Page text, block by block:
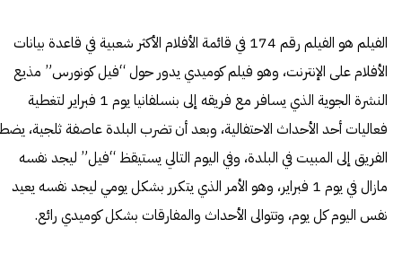
الفيلم هو الفيلم رقم 174 في قائمة الأفلام الأكثر شعبية في قاعدة بيانات
الأفلام على الإنترنت، وهو فيلم كوميدي يدور حول “فيل كونورس” مذيع
النشرة الجوية الذي يسافر مع فريقه إلى بنسلفانيا يوم 1 فبراير لتغطية
فعاليات أحد الأحداث الاحتفالية، وبعد أن تضرب البلدة عاصفة ثلجية،
الفريق إلى المبيت في البلدة، وفي اليوم التالي يستيقظ “فيل” ليجد نفسه
مازال في يوم 1 فبراير، وهو الأمر الذي يتكرر بشكل يومي ليجد نفسه يعيد
نفس اليوم كل يوم، وتتوالى الأحداث والمفارقات بشكل كوميدي رائع.